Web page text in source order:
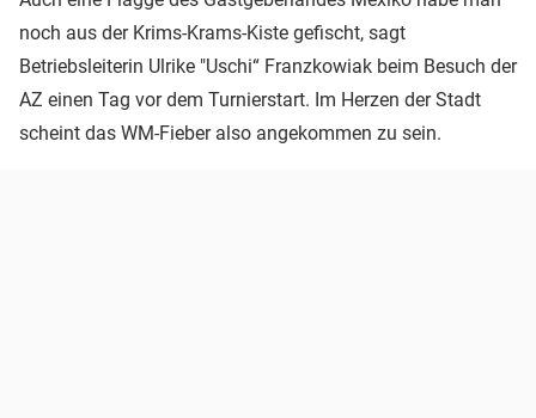
noch aus der Krims-Krams-Kiste gefischt, sagt
Betriebsleiterin Ulrike "Uschi“ Franzkowiak beim Besuch der
AZ einen Tag vor dem Turnierstart. Im Herzen der Stadt
scheint das WM-Fieber also angekommen zu sein.